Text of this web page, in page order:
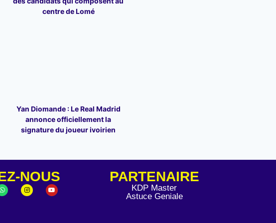
centre de Lomé
Yan Diomande : Le Real Madrid
annonce officiellement la
signature du joueur ivoirien
NOUS PARTENAIRE
KDP Master
Astuce Geniale